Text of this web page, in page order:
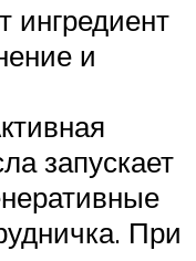
ингредиент
и
запускает
При